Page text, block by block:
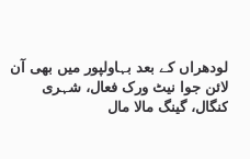
لودھراں کے بعد بہاولپور میں بھی آن
لائن جوا نیٹ ورک فعال، شہری
کنگال، گینگ مالا مال